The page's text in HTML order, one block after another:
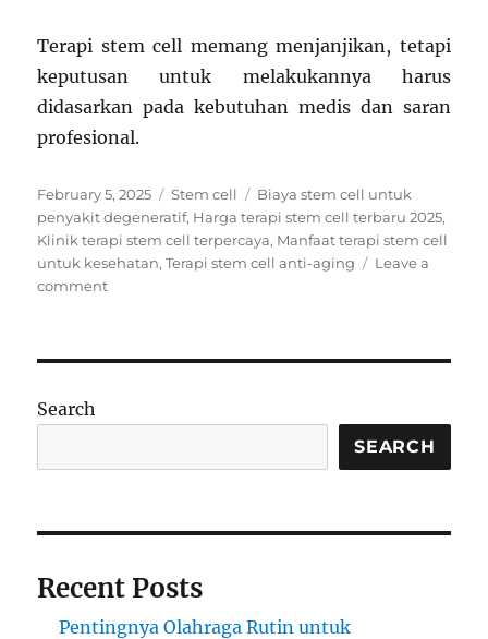
Terapi stem cell memang menjanjikan, tetapi
keputusan untuk melakukannya harus
didasarkan pada kebutuhan medis dan saran
profesional.
Posted
on
February 5, 2025 Categories
Stem cell Tags
Biaya stem cell untuk
penyakit degeneratif, Harga terapi stem cell terbaru 2025,
Klinik terapi stem cell terpercaya, Manfaat terapi stem cell
untuk kesehatan,Terapi stem cell anti-aging
Leave a
commenton
Terbaru
Search
SEARCH
Recent Posts
Pentingnya Olahraga Rutin untuk